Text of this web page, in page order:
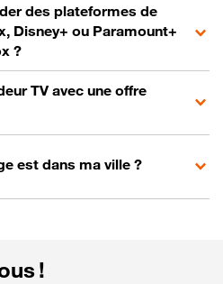
des plateformes de
Disney+ ou Paramount+
?
TV avec une offre
est dans ma ville ?
!